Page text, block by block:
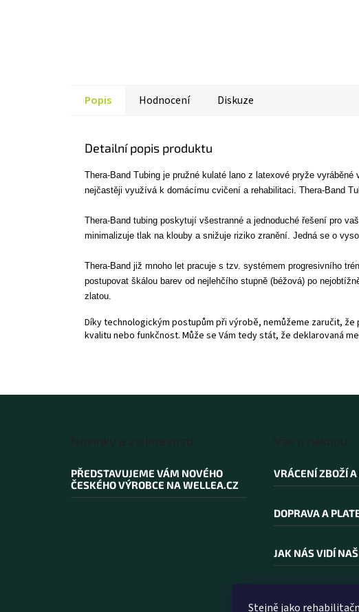
Stejně jako
Popis Hodnocení Diskuze
Detailní popis produktu
Thera-Band Tubing je pružné kulaté lano z latexové pryže
nejčastěji využívá k domácímu cvičení a rehabilitaci. Thera-Band
Thera-Band tubing poskytují všestranné a jednoduché řešení pro
minimalizuje tlak na klouby a snižuje riziko zranění. Jedná se o
Thera-Band již mnoho let pracuje s tzv. systémem progresivního
postupovat škálou barev od nejlehčího stupně (béžová) po
zlatou.
Díky technologickým postupům při výrobě, nemůžeme zaručit,
kvalitu nebo funkčnost. Může se Vám tedy stát, že deklarovaná
PŘEDSTAVUJEME VÁM NOVÉHO
ČESKÉHO VÝROBCE NA WELLEA.CZ
VRÁCENÍ ZBOŽÍ
DOPRAVA A
JAK NÁS VIDÍ